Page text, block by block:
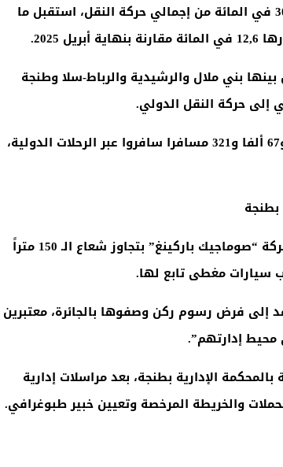
وأبرز المكتب أن مطار محمد الخامس، الذي يمثل أزيد من 30 في المائة من إجمالي حركة النقل، استقبل ما
.
بني ملال والرشيدية والرباط-سلا وطنجة
إلى حركة النقل الدولي.
وكشف توزيع حركة النقل الجوي للمسافرين أن 11 مليون و67 ألفا و321 مسافرا سافروا عبر الرحلات الدولية،
بطنجة
اتّهم موظفون بالمديرية الجهوية للفلاحة بمدينة طنجة شركة “صوماجيك باركينغ” بتجاوز شعاع الـ 150 متراً
سيارات مغطى تابع لها.
إلى فرض رسوم ركن وصفوها بالجائرة، معتبرين
محيط إدارتهم”.
الإدارية بطنجة، بعد مراسلات إدارية
والخريطة المرخصة وتعيين خبير طبوغرافي.